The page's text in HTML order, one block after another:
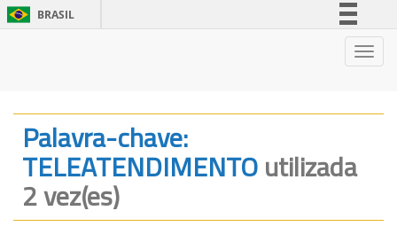
BRASIL
Canais
Palavra-chave:
TELEATENDIMENTOutilizada
2 vez(es)